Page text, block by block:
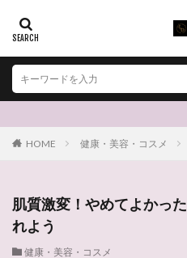
HOME 健康・美容・コスメ
肌質激変！やめてよかっ
れよう
健康・美容・コスメ